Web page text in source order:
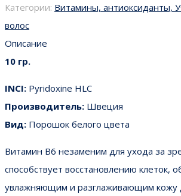
Категории: Витамины, антиоксиданты,
волос
Описание
10 гр.
INCI: Pyridoxine HLC
Производитель: Швеция
Вид: Порошок белого цвета
Витамин В6 незаменим для ухода за
способствует восстановлению клеток,
увлажняющим и разглаживающим кожу